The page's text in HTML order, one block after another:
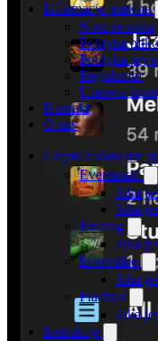
Informacje prawne
Nota prawna
Polityka
Polityka
Regulamin
Umowa
Kontakt
O nas
Często zadawane
Evermusic
Jaka
Jaka
Evertag
Jaka
Evervideo
Jaka
Flacbox
Jaka
Instrukcje